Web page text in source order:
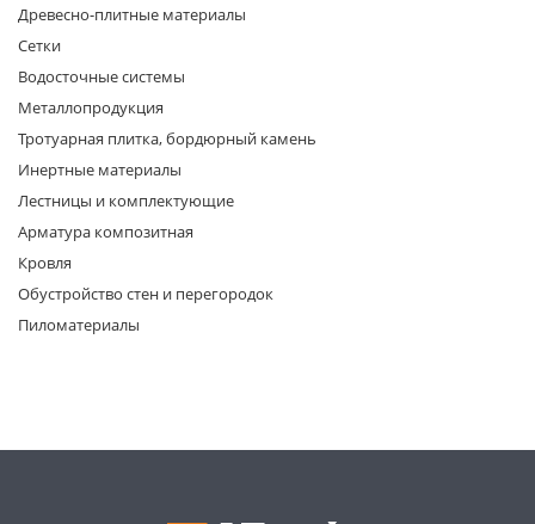
Древесно-плитные материалы
Сетки
Водосточные системы
Металлопродукция
Тротуарная плитка, бордюрный камень
Инертные материалы
Лестницы и комплектующие
Арматура композитная
Кровля
Обустройство стен и перегородок
Пиломатериалы
раз в 2 недели